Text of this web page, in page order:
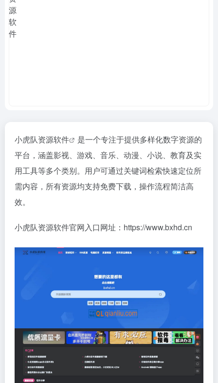
小虎队资源软件
是一个专注于提供多样化数字资源的
平台，涵盖影视、游戏、音乐、动漫、小说、教育及实
用工具等多个类别。用户可通过关键词检索快速定位所
需内容，所有资源均支持免费下载，操作流程简洁高
效。
小虎队资源软件官网入口网址：https://www.bxhd.cn